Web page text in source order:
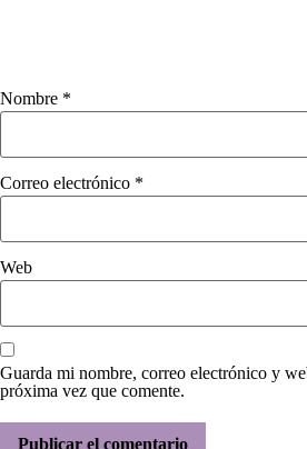
Nombre *
Correo electrónico *
Web
Guarda mi nombre, correo electrónico y
próxima vez que comente.